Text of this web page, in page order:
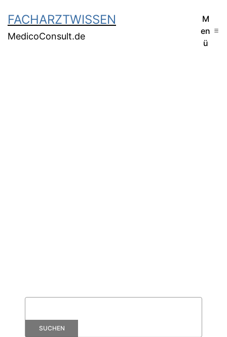
FACHARZTWISSEN
MedicoConsult.de
M
en
ü